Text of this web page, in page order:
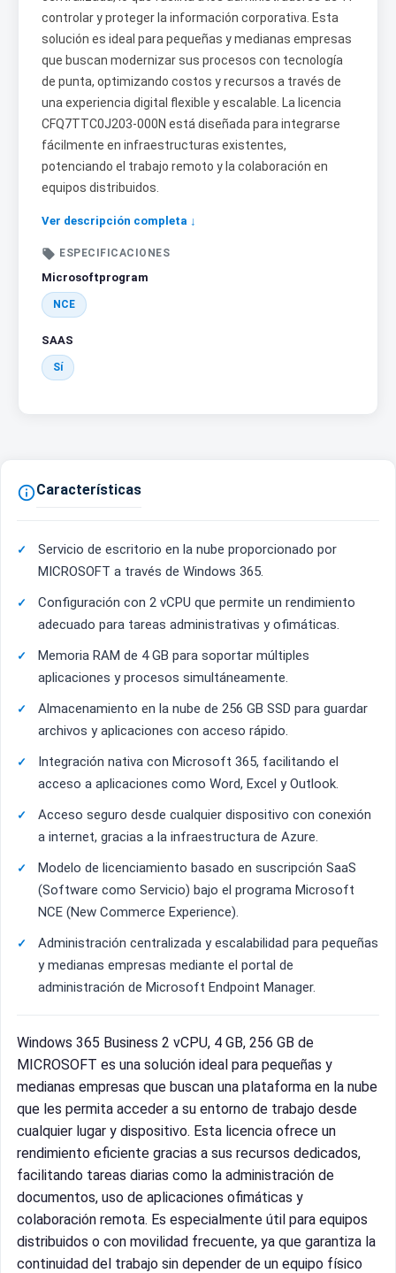
controlar y proteger la información corporativa. Esta
solución es ideal para pequeñas y medianas empresas
que buscan modernizar sus procesos con tecnología
de punta, optimizando costos y recursos a través de
una experiencia digital flexible y escalable. La licencia
CFQ7TTC0J203-000N está diseñada para integrarse
fácilmente en infraestructuras existentes,
potenciando el trabajo remoto y la colaboración en
equipos distribuidos.
Ver descripción completa ↓
 ESPECIFICACIONES
Microsoftprogram
NCE
SAAS
Sí
Características
Servicio de escritorio en la nube proporcionado por
MICROSOFT a través de Windows 365.
Configuración con 2 vCPU que permite un rendimiento
adecuado para tareas administrativas y ofimáticas.
Memoria RAM de 4 GB para soportar múltiples
aplicaciones y procesos simultáneamente.
Almacenamiento en la nube de 256 GB SSD para guardar
archivos y aplicaciones con acceso rápido.
Integración nativa con Microsoft 365, facilitando el
acceso a aplicaciones como Word, Excel y Outlook.
Acceso seguro desde cualquier dispositivo con conexión
a internet, gracias a la infraestructura de Azure.
Modelo de licenciamiento basado en suscripción SaaS
(Software como Servicio) bajo el programa Microsoft
NCE (New Commerce Experience).
Administración centralizada y escalabilidad para pequeñas
y medianas empresas mediante el portal de
administración de Microsoft Endpoint Manager.
Windows 365 Business 2 vCPU, 4 GB, 256 GB de
MICROSOFT es una solución ideal para pequeñas y
medianas empresas que buscan una plataforma en la nube
que les permita acceder a su entorno de trabajo desde
cualquier lugar y dispositivo. Esta licencia ofrece un
rendimiento eficiente gracias a sus recursos dedicados,
facilitando tareas diarias como la administración de
documentos, uso de aplicaciones ofimáticas y
colaboración remota. Es especialmente útil para equipos
distribuidos o con movilidad frecuente, ya que garantiza la
continuidad del trabajo sin depender de un equipo físico